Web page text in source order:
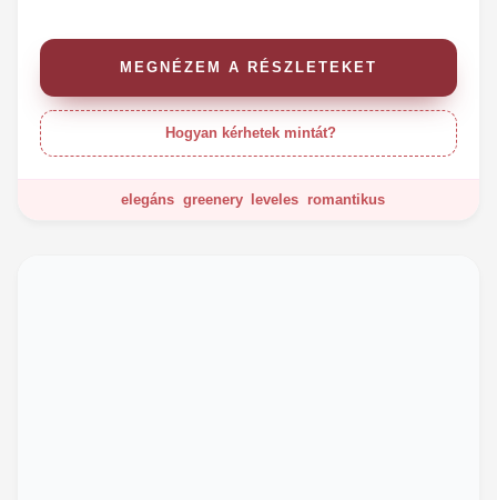
MEGNÉZEM A RÉSZLETEKET
Hogyan kérhetek mintát?
elegáns greenery leveles romantikus